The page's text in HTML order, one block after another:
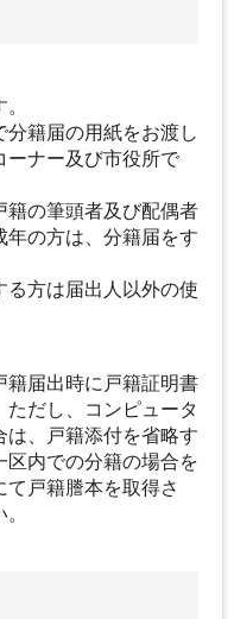
籍届の用紙をお渡し
ーナー及び市役所で
の筆頭者及び配偶者
年の方は、分籍届をす
方は届出人以外の使
届出時に戸籍証明書
だし、コンピュータ
は、戸籍添付を省略す
区内での分籍の場合を
て戸籍謄本を取得さ